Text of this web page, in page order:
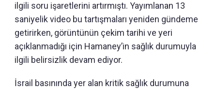
ilgili soru işaretlerini artırmıştı. Yayımlanan 13
saniyelik video bu tartışmaları yeniden gündeme
getirirken, görüntünün çekim tarihi ve yeri
açıklanmadığı için Hamaney’in sağlık durumuyla
ilgili belirsizlik devam ediyor.
İsrail basınında yer alan kritik sağlık durumuna